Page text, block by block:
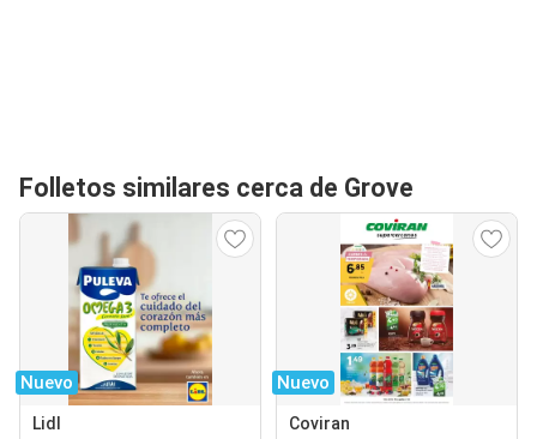
Folletos similares cerca de Grove
Nuevo
Lidl
Nuevo
Coviran